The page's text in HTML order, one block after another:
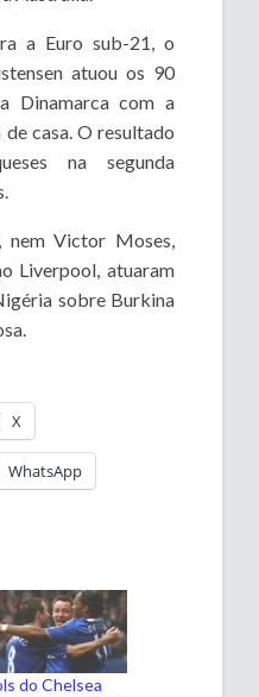
a Euro sub-21, o
atuou os 90
Dinamarca com a
casa. O resultado
na segunda
Victor Moses,
Liverpool, atuaram
sobre Burkina
X
WhatsApp
do Chelsea